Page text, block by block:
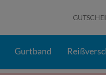
Gurtband